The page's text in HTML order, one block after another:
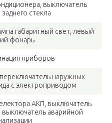
выключатель
стекла
габаритный свет, левый
фонарь
приборов
наружных
с электроприводом
АКП, выключатель
выключатель аварийной